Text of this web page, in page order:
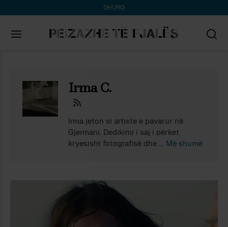
DHURO
for:
Irma C.
Irma jeton si artiste e pavarur në
Gjermani. Dedikimi i saj i përket
kryesisht fotografisë dhe tekstit.
Gjuhë të Huaja dhe Letërsi në Itali, si
dhe pjesërisht Filozofi në Gjermani.
Mbi shiun që derdhet mbi dritaren nën
çati përgjatë një mbrëmjeje vere, nuk
Më shumë